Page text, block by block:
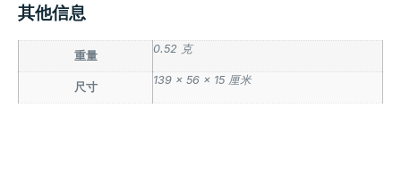
其他信息
重量
0.52 克
尺寸
139 × 56 × 15 厘米